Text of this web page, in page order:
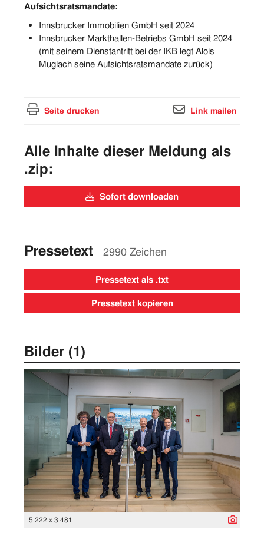
Aufsichtsratsmandate:
Innsbrucker Immobilien GmbH seit 2024
Innsbrucker Markthallen-Betriebs GmbH seit 2024
(mit seinem Dienstantritt bei der IKB legt Alois
Muglach seine Aufsichtsratsmandate zurück)
Seite drucken Link mailen
Alle Inhalte dieser Meldung als
.zip:
Sofort downloaden
Pressetext 2990 Zeichen
Pressetext als .txt
Pressetext kopieren
Bilder (1)
5 222 x 3 481